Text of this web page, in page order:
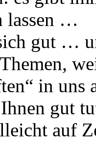
lassen …
gut …
in uns
gut
auf